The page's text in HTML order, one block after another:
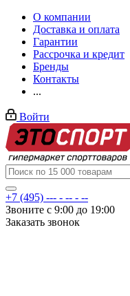
О компании
Доставка и оплата
Гарантии
Рассрочка и кредит
Бренды
Контакты
...
Войти
+7 (495) --- - -- - --
Звоните с 9:00 до 19:00
Заказать звонок